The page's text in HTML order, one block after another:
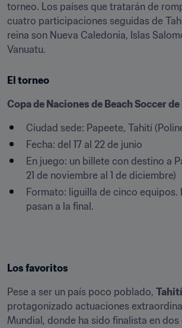
torneo. Los países que tratarán de
cuatro participaciones seguidas de
reina son Nueva Caledonia, Islas
Vanuatu.
El torneo
Copa de Naciones de Beach Soccer de
Ciudad sede: Papeete, Tahití
Fecha: del 17 al 22 de junio
En juego: un billete con destino a
21 de noviembre al 1 de diciembre)
Formato: liguilla de cinco equipos.
pasan a la final.
Los favoritos
Pese a ser un país poco poblado, Tahití
protagonizado actuaciones
Mundial, donde ha sido finalista en dos